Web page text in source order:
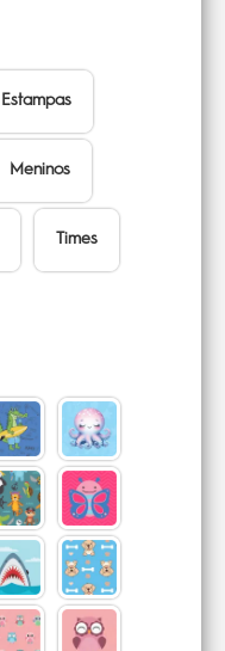
Estampas
Meninos
Times